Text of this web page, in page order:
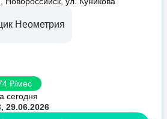
Неометрия
₽/мес
сегодня
29.06.2026